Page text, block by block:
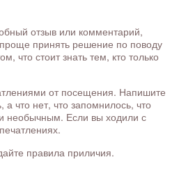
отзыв или комментарий,
принять решение по поводу
что стоит знать тем, кто только
от посещения. Напишите
что нет, что запомнилось, что
необычным. Если вы ходили с
правила приличия.